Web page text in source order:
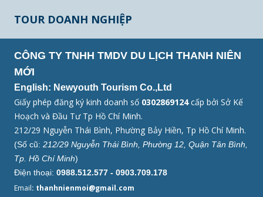
TOUR DOANH NGHIỆP
CÔNG TY TNHH TMDV DU LỊCH THANH NIÊN
MỚI
English: Newyouth Tourism Co.,Ltd
Giấy phép đăng ký kinh doanh số 0302869124cấp bởi Sở Kế
Hoạch và Đầu Tư Tp Hồ Chí Minh.
212/29 Nguyễn Thái Bình, Phường Bảy Hiền, Tp Hồ Chí Minh.
(Số cũ: 212/29 Nguyễn Thái Bình, Phường 12, Quận Tân Bình,
Tp. Hồ Chí Minh)
Điện thoại: 0988.512.577 - 0903.709.178
Email: thanhnienmoi@gmail.com